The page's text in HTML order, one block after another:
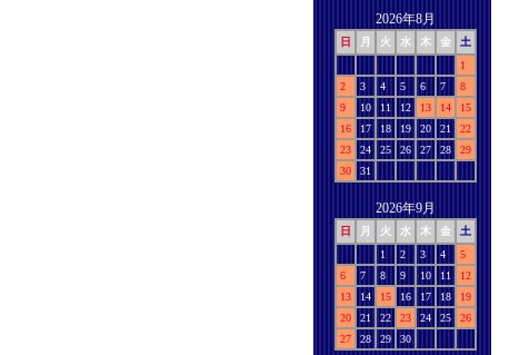
2026年8月
日 月 火 水 木 金
土
1
2
3 4 5 6 7
8
9
10 11 12 13 14
15
16
17 18 19 20 21
22
23
24 25 26 27 28
29
30
31
2026年9月
日 月 火 水 木 金
土
1
2 3 4
5
6
7 8 9 10 11
12
13
14 15 16 17 18
19
20
21 22 23 24 25
26
27
28 29 30